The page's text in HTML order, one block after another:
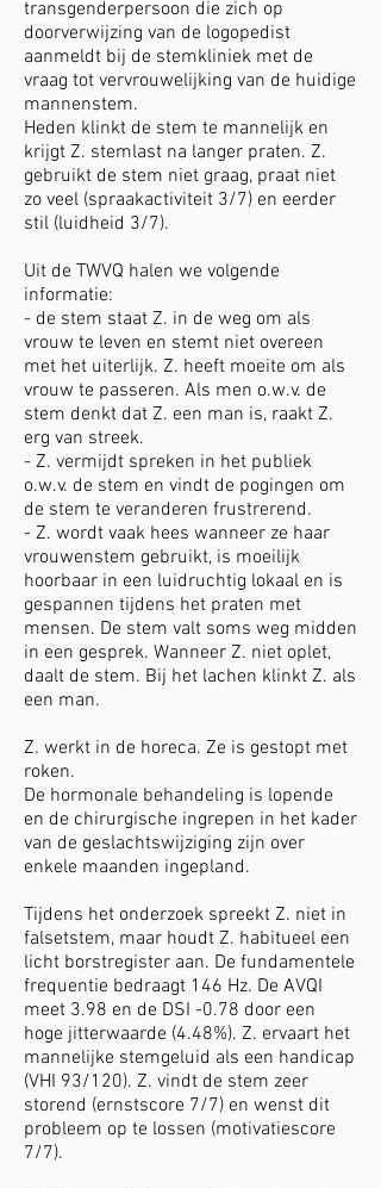
transgenderpersoon die zich op
doorverwijzing van de logopedist
aanmeldt bij de stemkliniek met de
vraag tot vervrouwelijking van de huidige
mannenstem.
Heden klinkt de stem te mannelijk en
krijgt Z. stemlast na langer praten. Z.
gebruikt de stem niet graag, praat niet
zo veel (spraakactiviteit 3/7) en eerder
stil (luidheid 3/7).
Uit de TWVQ halen we volgende
informatie:
- de stem staat Z. in de weg om als
vrouw te leven en stemt niet overeen
met het uiterlijk. Z. heeft moeite om als
vrouw te passeren. Als men o.w.v. de
stem denkt dat Z. een man is, raakt Z.
erg van streek.
- Z. vermijdt spreken in het publiek
o.w.v. de stem en vindt de pogingen om
de stem te veranderen frustrerend.
- Z. wordt vaak hees wanneer ze haar
vrouwenstem gebruikt, is moeilijk
hoorbaar in een luidruchtig lokaal en is
gespannen tijdens het praten met
mensen. De stem valt soms weg midden
in een gesprek. Wanneer Z. niet oplet,
daalt de stem. Bij het lachen klinkt Z. als
een man.
Z. werkt in de horeca. Ze is gestopt met
roken.
De hormonale behandeling is lopende
en de chirurgische ingrepen in het kader
van de geslachtswijziging zijn over
enkele maanden ingepland.
Tijdens het onderzoek spreekt Z. niet in
falsetstem, maar houdt Z. habitueel een
licht borstregister aan. De fundamentele
frequentie bedraagt 146 Hz. De AVQI
meet 3.98 en de DSI -0.78 door een
hoge jitterwaarde (4.48%). Z. ervaart het
mannelijke stemgeluid als een handicap
(VHI 93/120). Z. vindt de stem zeer
storend (ernstscore 7/7) en wenst dit
probleem op te lossen (motivatiescore
7/7).